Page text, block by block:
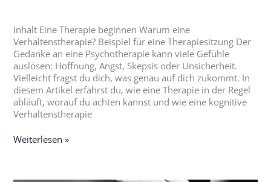
Inhalt Eine Therapie beginnen Warum eine
Verhaltenstherapie? Beispiel für eine Therapiesitzung Der
Gedanke an eine Psychotherapie kann viele Gefühle
auslösen: Hoffnung, Angst, Skepsis oder Unsicherheit.
Vielleicht fragst du dich, was genau auf dich zukommt. In
diesem Artikel erfährst du, wie eine Therapie in der Regel
abläuft, worauf du achten kannst und wie eine kognitive
Verhaltenstherapie
Weiterlesen »